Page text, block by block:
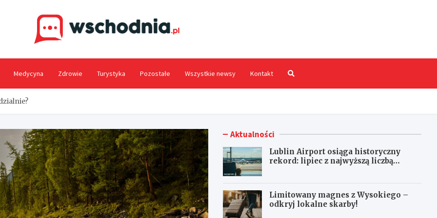
Medycyna Zdrowie Turystyka Pozostałe Wszystkie newsy Kontakt
Aktualności
Lublin Airport osiąga historyczny
rekord: lipiec z najwyższą liczbą
Limitowany magnes z Wysokiego –
odkryj lokalne skarby!